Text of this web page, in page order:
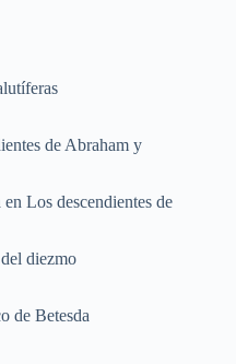
de Abraham y
en Los descendientes de
diezmo
de Betesda